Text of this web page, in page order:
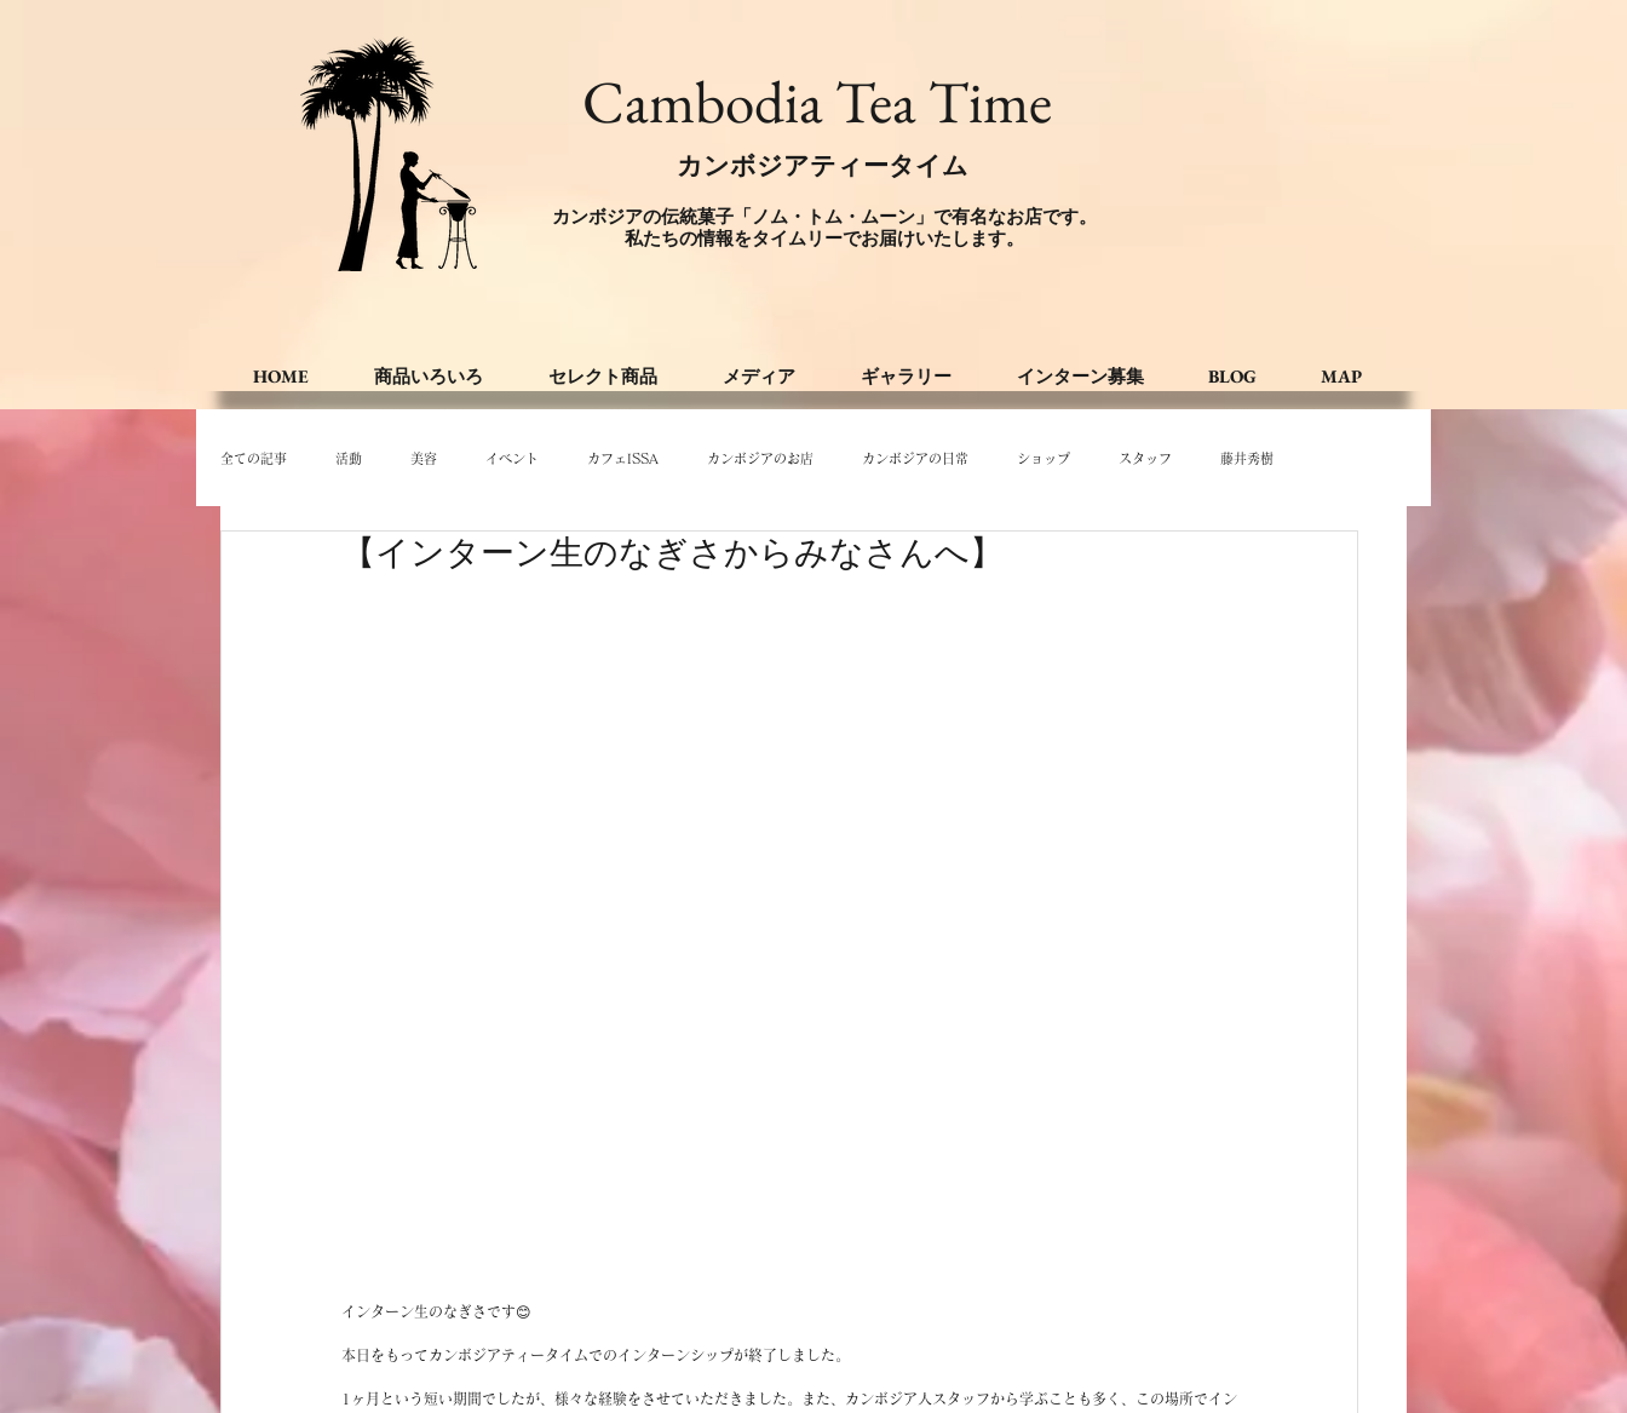
​Cambodia Tea Time
カンボジアティータイム
カンボジアの伝統菓子「ノム・トム・ムーン」で有名なお店です。
​私たちの情報をタイムリーでお届けいたします。
HOME 商品いろいろ セレクト商品 メディア ギャラリー インターン募集 BLOG MAP
全ての記事 活動 美容 イベント カフェISSA カンボジアのお店 カンボジアの日常 ショップ スタッフ 藤井秀樹
商品 ノムトムムーン
【インターン生のなぎさからみなさんへ】
インターン生のなぎさです😊
本日をもってカンボジアティータイムでのインターンシップが終了しました。
1ヶ月という短い期間でしたが、様々な経験をさせていただきました。また、カンボジア人スタッフから学ぶことも多く、この場所でイン